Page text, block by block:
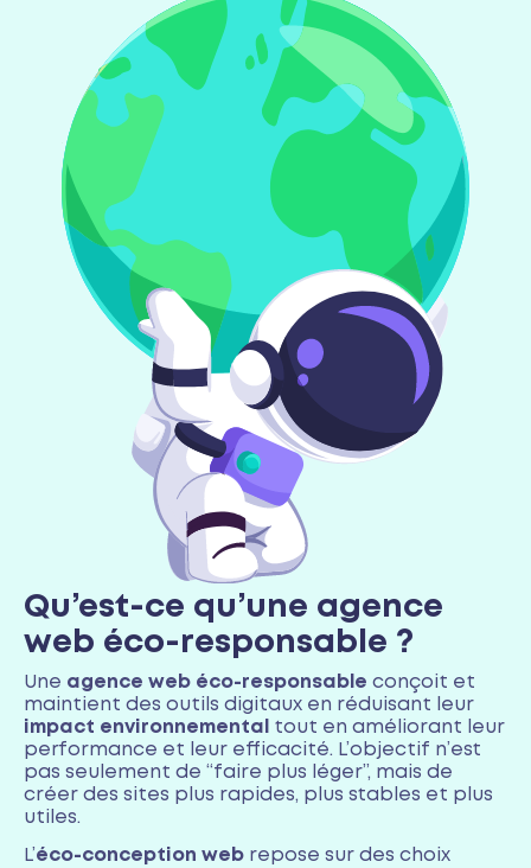
Qu’est-ce qu’une agence
web éco-responsable ?
Une agence web éco-responsable conçoit et
maintient des outils digitaux en réduisant leur
impact environnemental
tout en améliorant leur
performance et leur efficacité. L’objectif n’est
pas seulement de “faire plus léger”, mais de
créer des sites plus rapides, plus stables et plus
utiles.
L’éco-conception web repose sur des choix